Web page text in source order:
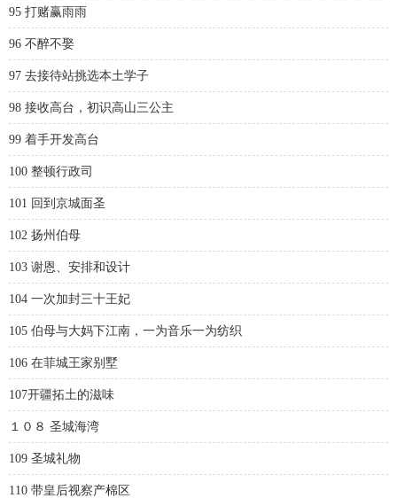
95 打赌赢雨雨
96 不醉不娶
97 去接待站挑选本土学子
98 接收高台，初识高山三公主
99 着手开发高台
100 整顿行政司
101 回到京城面圣
102 扬州伯母
103 谢恩、安排和设计
104 一次加封三十王妃
105 伯母与大妈下江南，一为音乐一为纺织
106 在菲城王家别墅
107开疆拓土的滋味
１０８ 圣城海湾
109 圣城礼物
110 带皇后视察产棉区